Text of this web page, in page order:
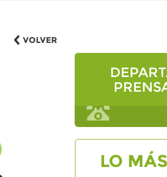
VOLVER
LO